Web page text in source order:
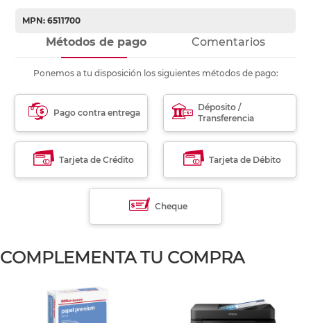
MPN: 6511700
Métodos de pago Comentarios
Ponemos a tu disposición los siguientes métodos de pago:
Pago contra entrega
Déposito /
Transferencia
Tarjeta de Crédito Tarjeta de Débito
Cheque
COMPLEMENTA TU COMPRA